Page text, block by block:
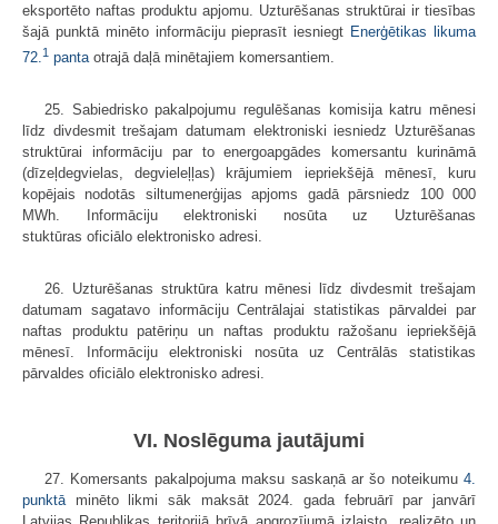
eksportēto naftas produktu apjomu. Uzturēšanas struktūrai ir tiesības
šajā punktā minēto informāciju pieprasīt iesniegt Enerģētikas likuma
72.1 pantaotrajā daļā minētajiem komersantiem.
25. Sabiedrisko pakalpojumu regulēšanas komisija katru mēnesi
līdz divdesmit trešajam datumam elektroniski iesniedz Uzturēšanas
struktūrai informāciju par to energoapgādes komersantu kurināmā
(dīzeļdegvielas, degvieleļļas) krājumiem iepriekšējā mēnesī, kuru
kopējais nodotās siltumenerģijas apjoms gadā pārsniedz 100 000
MWh. Informāciju elektroniski nosūta uz Uzturēšanas
stuktūras oficiālo elektronisko adresi.
26. Uzturēšanas struktūra katru mēnesi līdz divdesmit trešajam
datumam sagatavo informāciju Centrālajai statistikas pārvaldei par
naftas produktu patēriņu un naftas produktu ražošanu iepriekšējā
mēnesī. Informāciju elektroniski nosūta uz Centrālās statistikas
pārvaldes oficiālo elektronisko adresi.
VI. Noslēguma jautājumi
27. Komersants pakalpojuma maksu saskaņā ar šo noteikumu 4.
punktā minēto likmi sāk maksāt 2024. gada februārī par janvārī